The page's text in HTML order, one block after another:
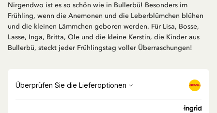
Nirgendwo ist es so schön wie in Bullerbü! Besonders im
Frühling, wenn die Anemonen und die Leberblümchen blühen
und die kleinen Lämmchen geboren werden. Für Lisa, Bosse,
Lasse, Inga, Britta, Ole und die kleine Kerstin, die Kinder aus
Bullerbü, steckt jeder Frühlingstag voller Überraschungen!